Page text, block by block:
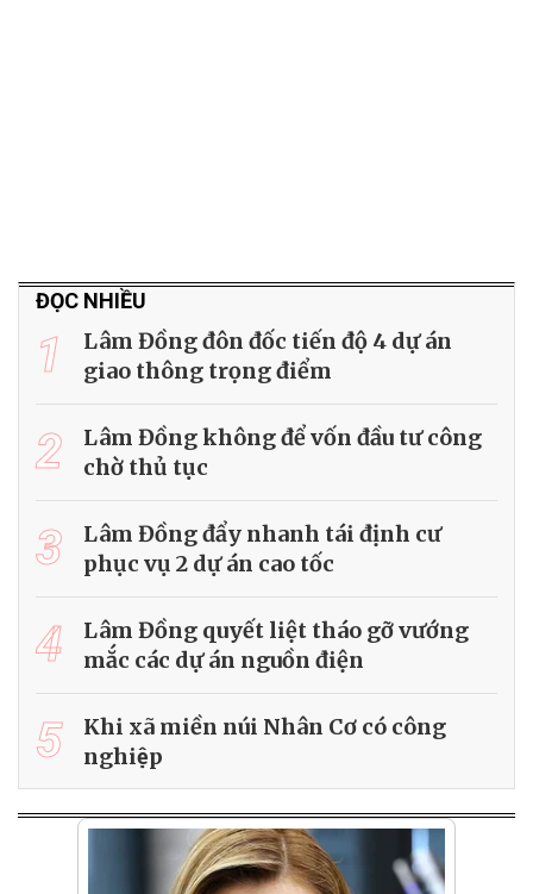
ĐỌC NHIỀU
1
Lâm Đồng đôn đốc tiến độ 4 dự án
giao thông trọng điểm
2
Lâm Đồng không để vốn đầu tư công
chờ thủ tục
3
Lâm Đồng đẩy nhanh tái định cư
phục vụ 2 dự án cao tốc
4
Lâm Đồng quyết liệt tháo gỡ vướng
mắc các dự án nguồn điện
5
Khi xã miền núi Nhân Cơ có công
nghiệp